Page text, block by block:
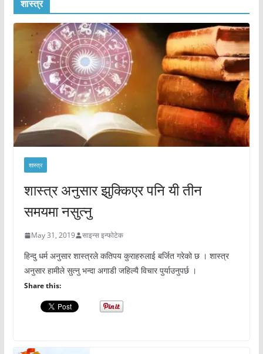
शास्त्र
शास्त्र
शास्त्र अनुसार झुक्किएर पनि यी तीन
समयमा नसुत्नु
May 31, 2019 साइन्स इन्फोटेक
हिन्दु धर्म अनुसार शास्त्रले कतिपय कुराहरुलाई बर्जित गरेको छ । शास्त्र
अनुसार हामीले सुत्नु भन्दा अगाडी जहिल्यै विचार पुर्याउनुपर्छ ।
Share this: